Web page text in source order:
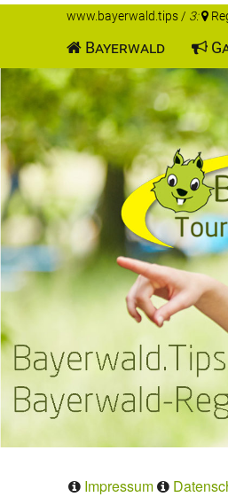
www.bayerwald.tips/ 3:
Bayerwald
Impressum